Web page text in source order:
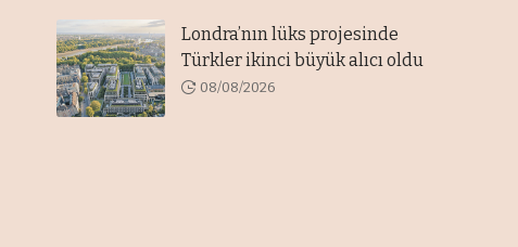
Londra’nın lüks projesinde
Türkler ikinci büyük alıcı oldu
08/08/2026